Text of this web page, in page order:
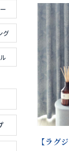
グ
【ラグ